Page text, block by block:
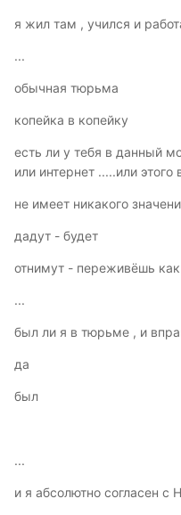
я жил там , учился и
...
обычная тюрьма
копейка в копейку
есть ли у тебя в данный
или интернет .....или этого
не имеет никакого
дадут - будет
отнимут - переживёшь как
...
был ли я в тюрьме , и
да
был
...
и я абсолютно согласен с